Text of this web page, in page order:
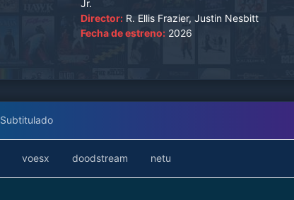
Jr.
Director: R. Ellis Frazier, Justin Nesbitt
Fecha de estreno: 2026
Subtitulado
voesx doodstream netu